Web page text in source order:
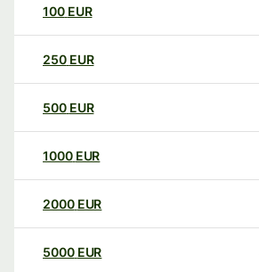
100 EUR
250 EUR
500 EUR
1000 EUR
2000 EUR
5000 EUR